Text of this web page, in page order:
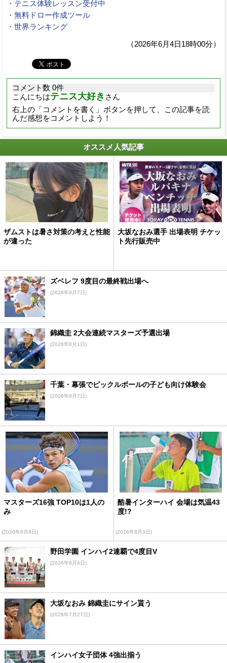
・テニス体験レッスン受付中
・無料ドロー作成ツール
・世界ランキング
（2026年6月4日18時00分）
コメント数 0件
こんにちはテニス大好き さん
右上の「コメントを書く」ボタンを押して、この記事を読
んだ感想をコメントしよう！
オススメ人気記事
ザムストは暑さ対策の考えと性能
が違った
大坂なおみ選手 出場表明 チケッ
ト先行販売中
ズベレフ 9度目の最終戦出場へ
(2026年8月7日)
錦織圭 2大会連続マスターズ予選出場
(2026年8月1日)
千葉・幕張でピックルボールの子ども向け体験会
(2026年8月7日)
マスターズ16強 TOP10は1人の
み
(2026年8月8日)
酷暑インターハイ 会場は気温43
度!?
(2026年8月3日)
野田学園 インハイ2連覇で4度目V
(2026年8月4日)
大坂なおみ 錦織圭にサイン貰う
(2026年7月27日)
インハイ女子団体 4強出揃う